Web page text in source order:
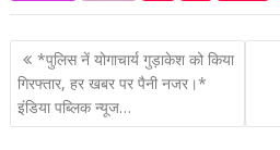
P
o
s
*पुलिस नें योगाचार्य गुड़ाकेश को किया
गिरफ्तार, हर खबर पर पैनी नजर।*
इंडिया पब्लिक न्यूज…